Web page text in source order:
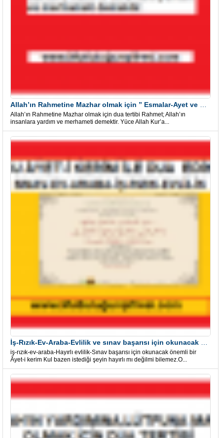
Allah’ın Rahmetine Mazhar olmak için dua tertibi Rahmet; Allah’ın
insanlara yardım ve merhameti demektir. Yüce Allah Kur’a...
iş-rızık-ev-araba-Hayırlı evlilik-Sınav başarısı için okunacak önemli bir
Âyet-i kerim Kul bazen istediği şeyin hayırlı mı değilmi bilemez.O...